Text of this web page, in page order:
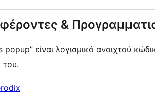
&
popup” είναι λογισμικό ανοιχτού
του.